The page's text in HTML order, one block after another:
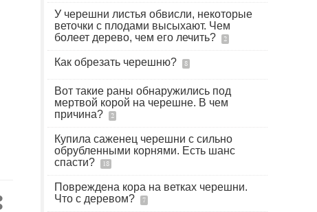
У черешни листья обвисли, некоторые
веточки с плодами высыхают. Чем
болеет дерево, чем его лечить?
2
Как обрезать черешню? 8
Вот такие раны обнаружились под
мертвой корой на черешне. В чем
причина?
2
Купила саженец черешни с сильно
обрубленными корнями. Есть шанс
спасти?
18
Повреждена кора на ветках черешни.
Что с деревом?
7